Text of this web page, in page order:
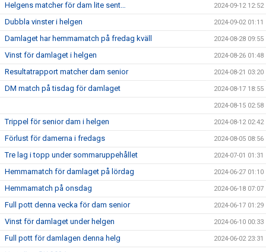
Helgens matcher för dam lite sent… 2024-09-12 12:52
Dubbla vinster i helgen 2024-09-02 01:11
Damlaget har hemmamatch på fredag kväll 2024-08-28 09:55
Vinst för damlaget i helgen 2024-08-26 01:48
Resultatrapport matcher dam senior 2024-08-21 03:20
DM match på tisdag för damlaget 2024-08-17 18:55
2024-08-15 02:58
Trippel för senior dam i helgen 2024-08-12 02:42
Förlust för damerna i fredags 2024-08-05 08:56
Tre lag i topp under sommaruppehållet 2024-07-01 01:31
Hemmamatch för damlaget på lördag 2024-06-27 01:10
Hemmamatch på onsdag 2024-06-18 07:07
Full pott denna vecka för dam senior 2024-06-17 01:29
Vinst för damlaget under helgen 2024-06-10 00:33
Full pott för damlagen denna helg 2024-06-02 23:31